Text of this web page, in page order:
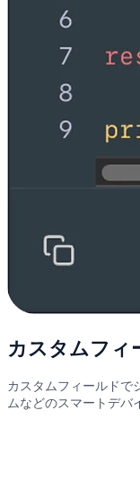
カスタムフィ
カスタムフィールドで
ムなどのスマートデバ